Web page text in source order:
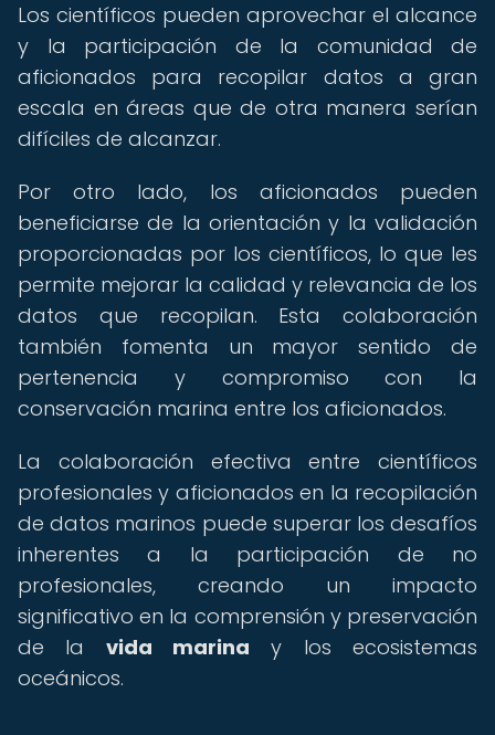
Los científicos pueden aprovechar el alcance
y la participación de la comunidad de
aficionados para recopilar datos a gran
escala en áreas que de otra manera serían
difíciles de alcanzar.
Por otro lado, los aficionados pueden
beneficiarse de la orientación y la validación
proporcionadas por los científicos, lo que les
permite mejorar la calidad y relevancia de los
datos que recopilan. Esta colaboración
también fomenta un mayor sentido de
pertenencia y compromiso con la
conservación marina entre los aficionados.
La colaboración efectiva entre científicos
profesionales y aficionados en la recopilación
de datos marinos puede superar los desafíos
inherentes a la participación de no
profesionales, creando un impacto
significativo en la comprensión y preservación
de la vida marina y los ecosistemas
oceánicos.